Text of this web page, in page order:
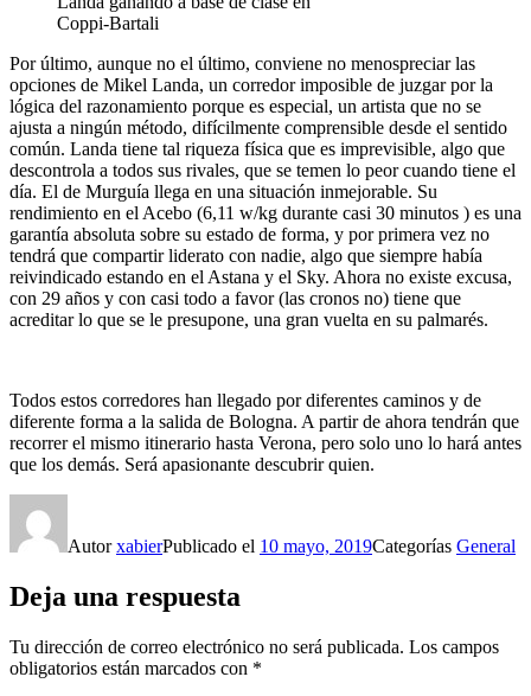
Coppi-Bartali
Por último, aunque no el último, conviene no menospreciar las
opciones de Mikel Landa, un corredor imposible de juzgar por la
lógica del razonamiento porque es especial, un artista que no se
ajusta a ningún método, difícilmente comprensible desde el sentido
común. Landa tiene tal riqueza física que es imprevisible, algo que
descontrola a todos sus rivales, que se temen lo peor cuando tiene el
día. El de Murguía llega en una situación inmejorable. Su
rendimiento en el Acebo (6,11 w/kg durante casi 30 minutos ) es una
garantía absoluta sobre su estado de forma, y por primera vez no
tendrá que compartir liderato con nadie, algo que siempre había
reivindicado estando en el Astana y el Sky. Ahora no existe excusa,
con 29 años y con casi todo a favor (las cronos no) tiene que
acreditar lo que se le presupone, una gran vuelta en su palmarés.
Todos estos corredores han llegado por diferentes caminos y de
diferente forma a la salida de Bologna. A partir de ahora tendrán que
recorrer el mismo itinerario hasta Verona, pero solo uno lo hará antes
que los demás. Será apasionante descubrir quien.
AutorxabierPublicado el 10 mayo, 2019Categorías General
Deja una respuesta
Tu dirección de correo electrónico no será publicada. Los campos
obligatorios están marcados con *